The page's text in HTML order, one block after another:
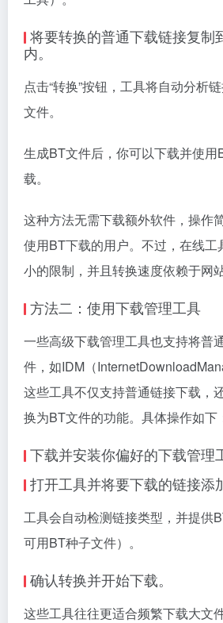
将要转换的普通下载链接复制
内。
点击“转换”按钮，工具将自动分析
文件。
生成BT文件后，你可以下载并使用
载。
这种方法无需下载额外软件，操作
使用BT下载的用户。不过，在线工
小的限制，并且转换速度依赖于网
方法二：使用下载管理工具
一些高级下载管理工具也支持将普
件，如IDM（
这些工具不仅支持普通链接下载，
换为BT文件的功能。具体操作如下
下载并安装你偏好的下载管理
打开工具并将要下载的链接添
工具会自动检测链接类型，并提供
可用BT种子文件）。
确认转换并开始下载。
这些工具往往更适合频繁下载大文